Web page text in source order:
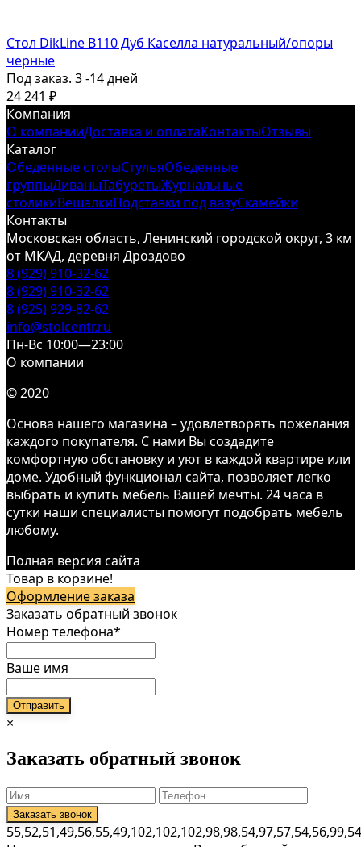
Стол DikLine B110 Дуб Каселла натуральный/опоры
черные
Под заказ. 3 -14 дней
24 241 ₽
Компания
О компанииДоставка и оплатаКонтактыОтзывы
Каталог
Обеденные столыСтульяОбеденные
группыДиваныТабуретыЖурнальные
столикиВешалкиПодставки под вазуСкамейки
Контакты
Московская область, Ленинский городской округ, 3 км
от МКАД, деревня Дроздово
8 (929) 910-32-62
8 (929) 910-32-62
8 (925) 929-82-62
info@stolcentr.ru
Пн-Вс 10:00—23:00
О компании
© 2020
Основа нашего магазина – удовлетворять пожелания
каждого покупателя. С нами Вы создадите
комфортную обстановку и уют в каждой квартире или
доме. Удобный функционал сайта, позволяет легко
выбрать и купить мебель Вашей мечты. 24 часа в
сутки наши специалисты помогут подобрать мебель
любому.
Полная версия сайта
Товар в корзине!
Оформление заказа
Заказать обратный звонок
Номер телефона*
Ваше имя
×
Заказать обратный звонок